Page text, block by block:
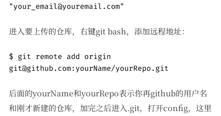
"your_email@youremail.com"
进入要上传的仓库，右键git bash，添加远程地址：
$ git remote add origin
git@github.com:yourName/yourRepo.git
后面的yourName和yourRepo表示你再github的用户名
和刚才新建的仓库，加完之后进入.git，打开config，这里